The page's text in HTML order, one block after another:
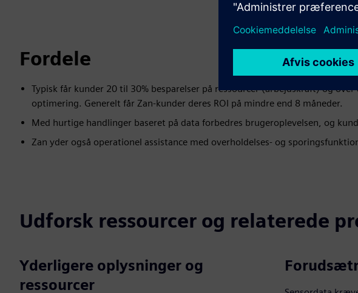
Fordele
Typisk får kunder 20 til 30% besparelser på ressourcer (arbejdskraft) og
optimering. Generelt får Zan-kunder deres ROI på mindre end 8 måneder.
Med hurtige handlinger baseret på data forbedres brugeroplevelsen, og
Zan yder også operationel assistance med overholdelses- og
Udforsk ressourcer og relaterede
Yderligere oplysninger og
ressourcer